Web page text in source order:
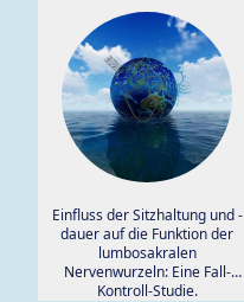
Einfluss der Sitzhaltung und -
dauer auf die Funktion der
lumbosakralen
Nervenwurzeln: Eine Fall-
Kontroll-Studie.